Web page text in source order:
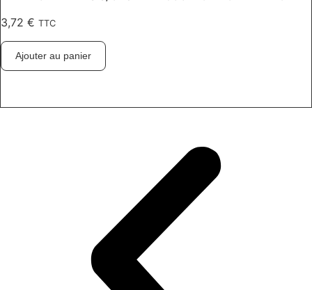
3,72 € TTC
Ajouter au panier